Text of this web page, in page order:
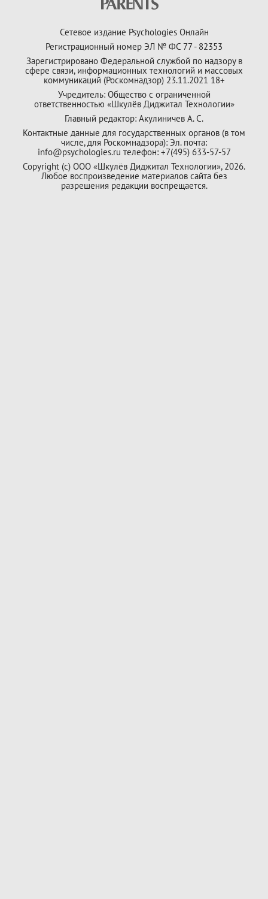
Сетевое издание Psychologies Онлайн
Регистрационный номер ЭЛ № ФС 77 - 82353
Зарегистрировано Федеральной службой по надзору в
сфере связи, информационных технологий и массовых
коммуникаций (Роскомнадзор) 23.11.2021 18+
Учредитель: Общество с ограниченной
ответственностью «Шкулёв Диджитал Технологии»
Главный редактор: Акулиничев А. С.
Контактные данные для государственных органов (в том
числе, для Роскомнадзора): Эл. почта:
info@psychologies.ru телефон: +7(495) 633-57-57
Copyright (с) ООО «Шкулёв Диджитал Технологии», 2026.
Любое воспроизведение материалов сайта без
разрешения редакции воспрещается.